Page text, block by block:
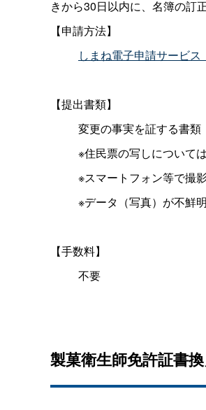
きから30日以内に、名簿の訂
【申請方法】
しまね電子申請サービス
【提出書類】
変更の事実を証する書類
※住民票の写しについては
※スマートフォン等で撮
※データ（写真）が不鮮
【手数料】
不要
製菓衛生師免許証書